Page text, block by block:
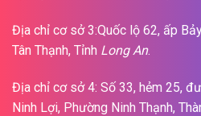
Địa chỉ cơ sở 3:Quốc lộ 62, ấp
Tân Thạnh, Tỉnh Long An.
Địa chỉ cơ sở 4: Số 33, hẻm 25,
Ninh Lợi, Phường Ninh Thạnh,